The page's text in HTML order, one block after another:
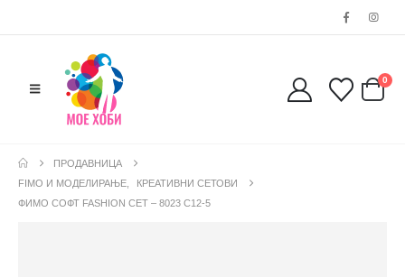
0
ПРОДАВНИЦА
FIMO И МОДЕЛИРАЊЕ
КРЕАТИВНИ СЕТОВИ
ФИМО СОФТ FASHION СЕТ – 8023 C12-5